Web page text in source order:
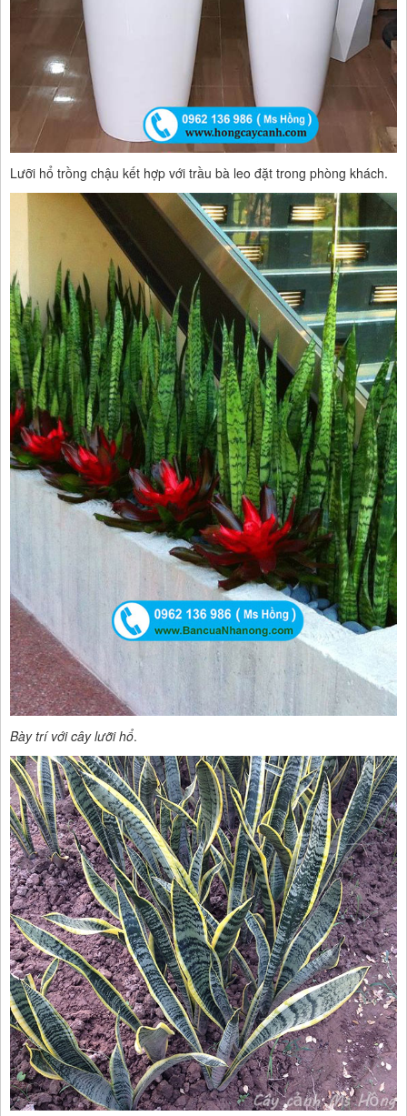
Lưỡi hổ trồng chậu kết hợp với trầu bà leo đặt trong phòng khách.
Bày trí với cây lưỡi hổ.